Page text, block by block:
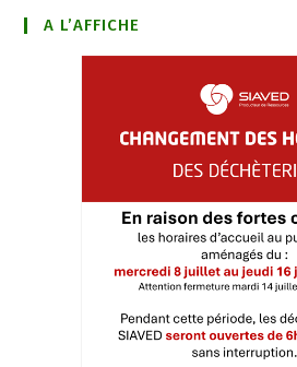
A L’AFFICHE